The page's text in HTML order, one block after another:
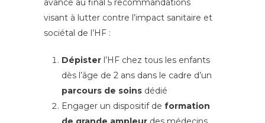
avance au final 5 recommandations
visant à lutter contre l’impact sanitaire et
sociétal de l’HF :
Dépister l’HF chez tous les enfants
dès l’âge de 2 ans dans le cadre d’un
parcours de soins dédié
Engager un dispositif de formation